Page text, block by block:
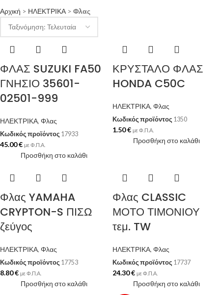
Αρχική > ΗΛΕΚΤΡΙΚΑ > Φλας
ΦΛΑΣ SUZUKI FA50
ΓΝΗΣΙΟ 35601-
02501-999
ΗΛΕΚΤΡΙΚΑ, Φλας
Κωδικός προϊόντος 17933
45.00€ με Φ.Π.Α.
Προσθήκη στο καλάθι
ΚΡΥΣΤΑΛΟ ΦΛΑΣ
HONDA C50C
ΗΛΕΚΤΡΙΚΑ, Φλας
Κωδικός προϊόντος 1350
1.50€ με Φ.Π.Α.
Προσθήκη στο καλάθι
Φλας YAMAHA
CRYPTON-S ΠΙΣΩ
ζεύγος
ΗΛΕΚΤΡΙΚΑ, Φλας
Κωδικός προϊόντος 17753
8.80€ με Φ.Π.Α.
Προσθήκη στο καλάθι
Φλας CLASSIC
ΜΟΤΟ ΤΙΜΟΝΙΟΥ
τεμ. TW
ΗΛΕΚΤΡΙΚΑ, Φλας
Κωδικός προϊόντος 17737
24.30€ με Φ.Π.Α.
Προσθήκη στο καλάθι